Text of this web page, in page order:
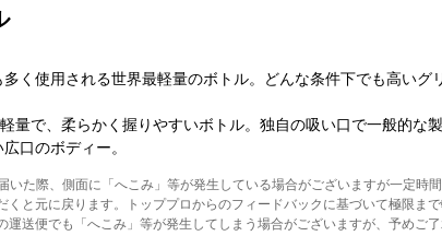
く使用される世界最軽量のボトル。どんな条件下でも高いグ
量で、柔らかく握りやすいボトル。独自の吸い口で一般的な
口のボディー。
いた際、側面に「へこみ」等が発生している場合がございますが一定
くと元に戻ります。トッププロからのフィードバックに基づいて極限ま
運送便でも「へこみ」等が発生してしまう場合がございますが、予めご了